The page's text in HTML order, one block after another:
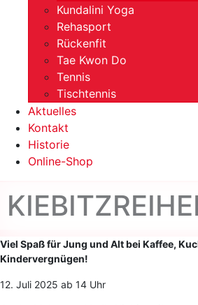
Kundalini Yoga
Rehasport
Rückenfit
Tae Kwon Do
Tennis
Tischtennis
Aktuelles
Kontakt
Historie
Online-Shop
Viel Spaß für Jung und Alt bei Kaffee,
Kindervergnügen!
12. Juli 2025 ab 14 Uhr